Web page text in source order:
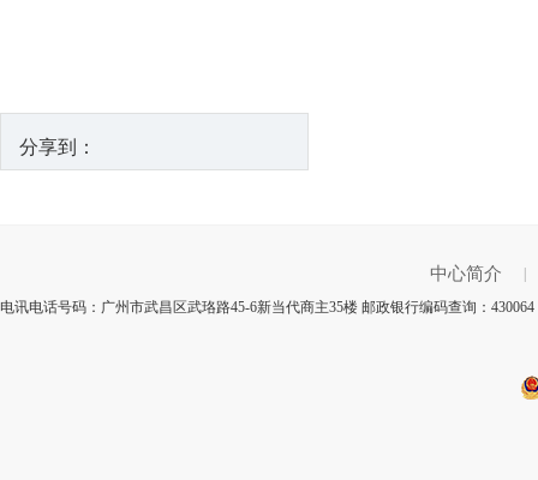
分享到：
中心简介
电讯电话号码：广州市武昌区武珞路45-6新当代商主35楼 邮政银行编码查询：